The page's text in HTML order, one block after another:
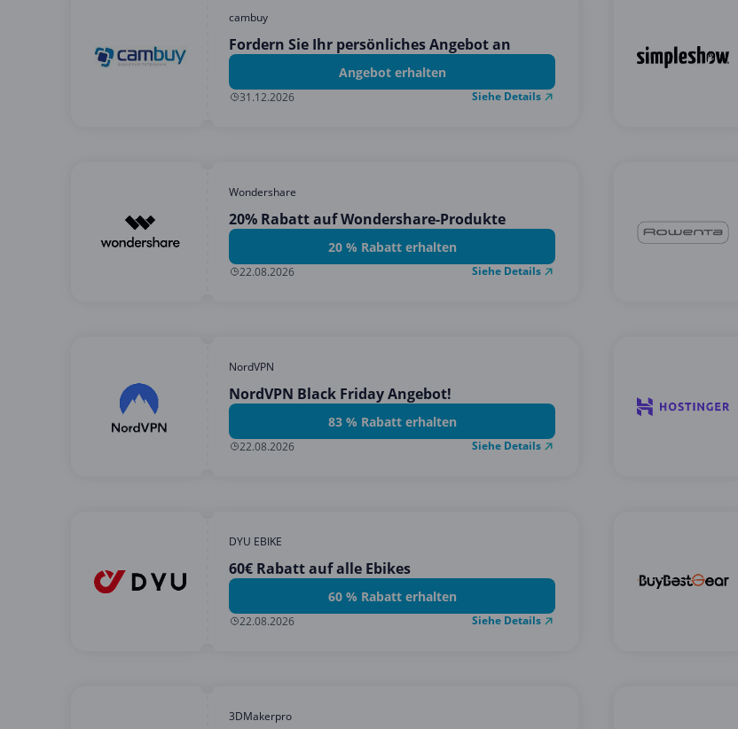
cambuy
Fordern Sie Ihr persönliches Angebot an
Angebot erhalten
31.12.2026 Siehe Details
Wondershare
20% Rabatt auf Wondershare-Produkte
20 % Rabatt erhalten
22.08.2026 Siehe Details
NordVPN
NordVPN Black Friday Angebot!
83 % Rabatt erhalten
22.08.2026 Siehe Details
DYU EBIKE
60€ Rabatt auf alle Ebikes
60 % Rabatt erhalten
22.08.2026 Siehe Details
3DMakerpro